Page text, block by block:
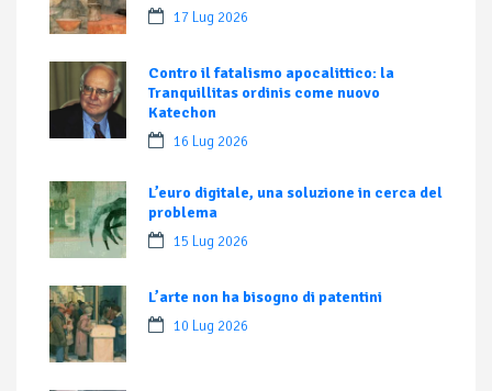
17 Lug 2026
Contro il fatalismo apocalittico: la
Tranquillitas ordinis come nuovo
Katechon
16 Lug 2026
L’euro digitale, una soluzione in cerca del
problema
15 Lug 2026
L’arte non ha bisogno di patentini
10 Lug 2026